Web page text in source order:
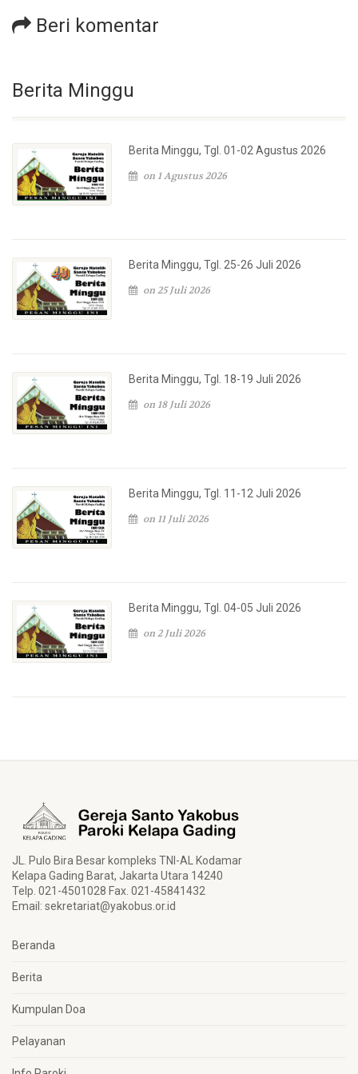
Beri komentar
Berita Minggu
Berita Minggu, Tgl. 01-02 Agustus 2026
on 1 Agustus 2026
Berita Minggu, Tgl. 25-26 Juli 2026
on 25 Juli 2026
Berita Minggu, Tgl. 18-19 Juli 2026
on 18 Juli 2026
Berita Minggu, Tgl. 11-12 Juli 2026
on 11 Juli 2026
Berita Minggu, Tgl. 04-05 Juli 2026
on 2 Juli 2026
JL. Pulo Bira Besar kompleks TNI-AL Kodamar
Kelapa Gading Barat, Jakarta Utara 14240
Telp. 021-4501028 Fax. 021-45841432
Email: sekretariat@yakobus.or.id
Beranda
Berita
Kumpulan Doa
Pelayanan